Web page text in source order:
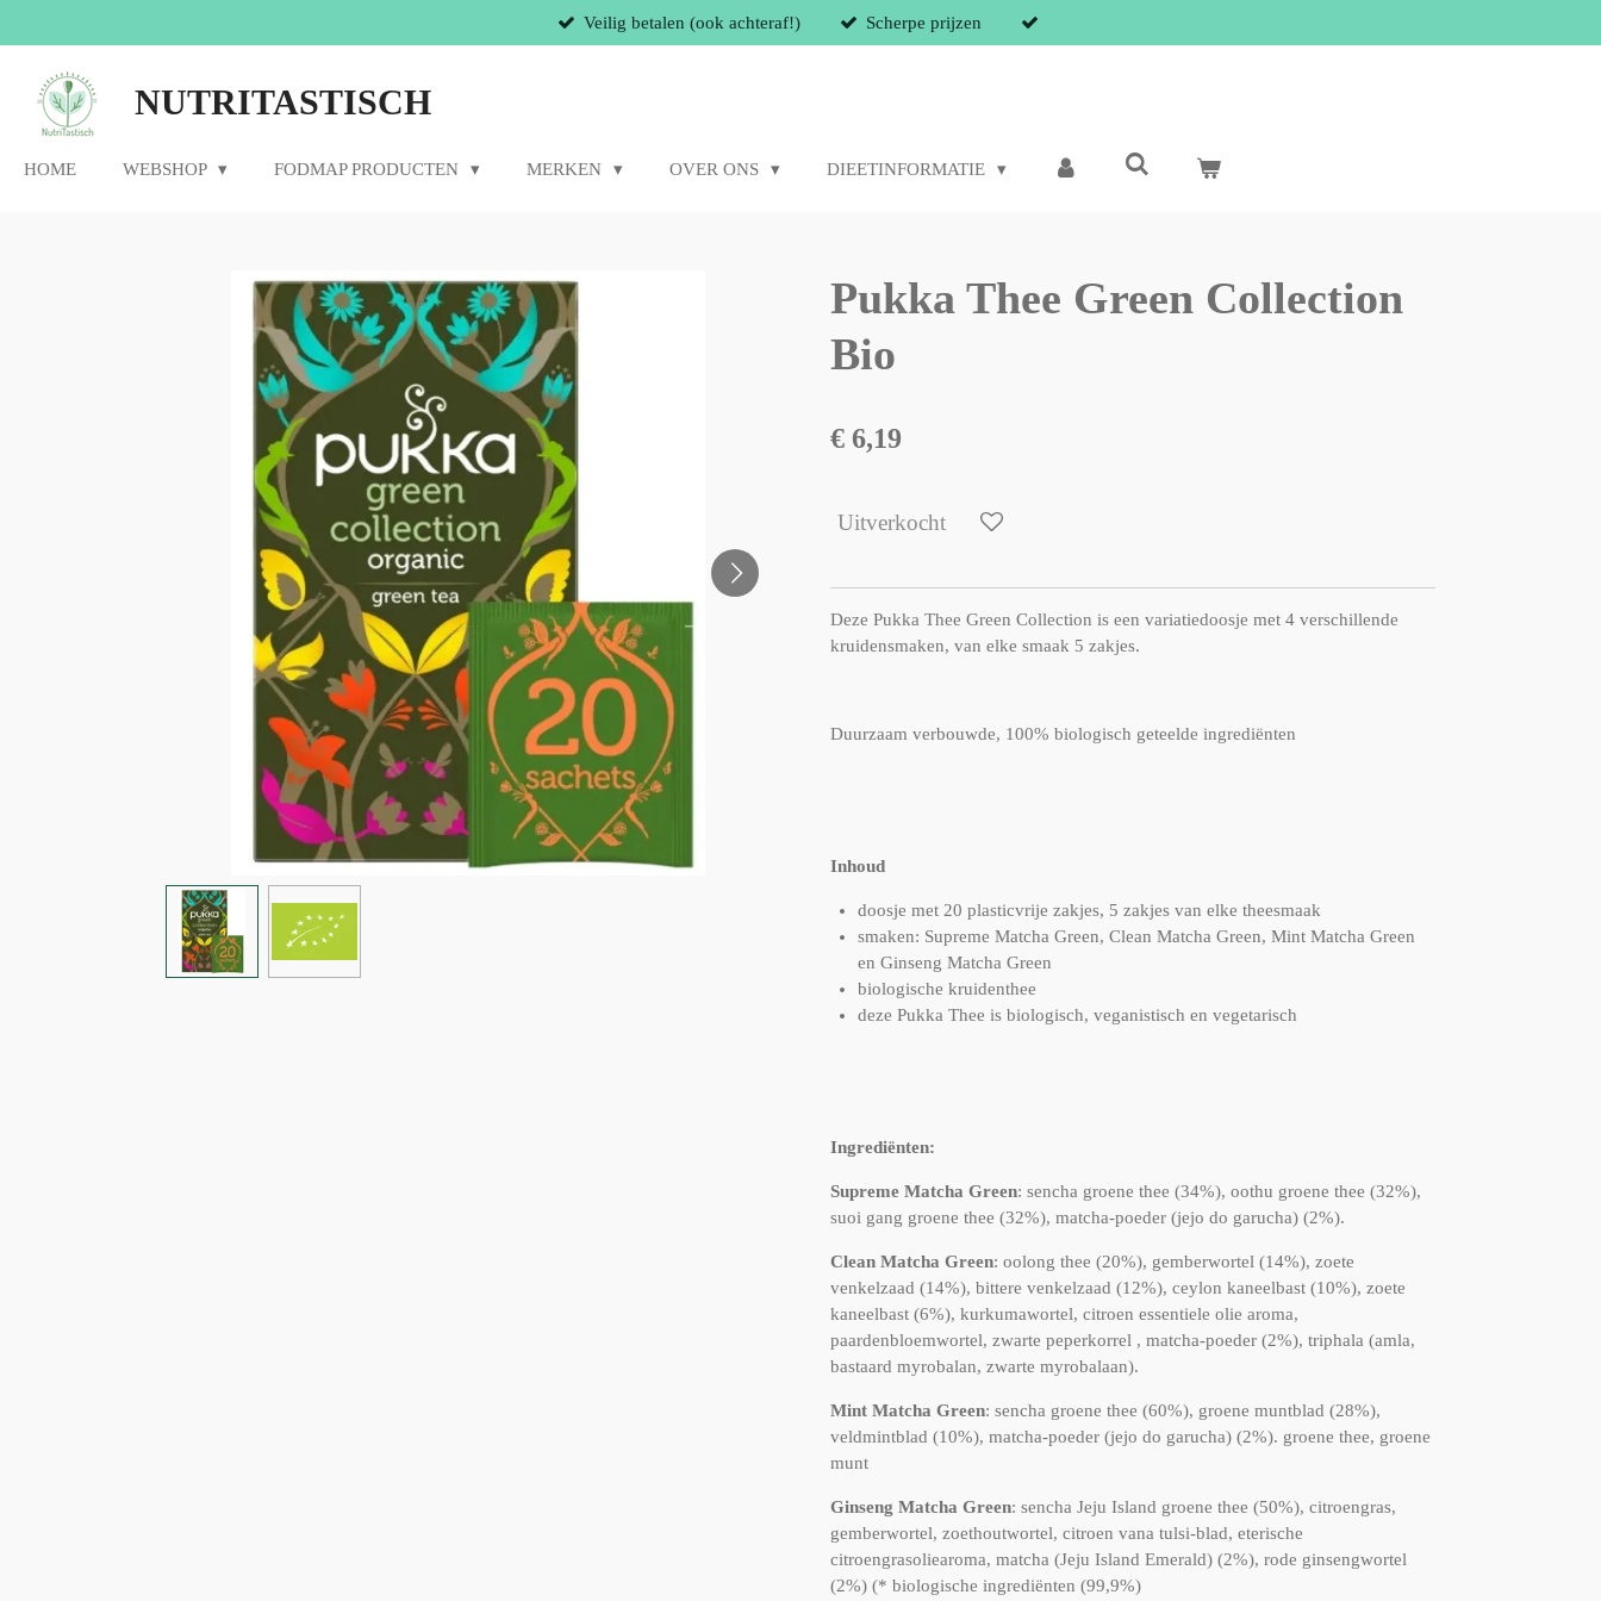
direct
naar
hoofdinhoud
Veilig betalen (ook achteraf!) Scherpe prijzen
NUTRITASTISCH
HOME WEBSHOP FODMAP PRODUCTEN MERKEN OVER ONS DIEETINFORMATIE
Pukka Thee Green Collection
Bio
€ 6,19
Uitverkocht
Deze Pukka Thee Green Collection is een variatiedoosje met 4 verschillende
kruidensmaken, van elke smaak 5 zakjes.
Duurzaam verbouwde, 100% biologisch geteelde ingrediënten
Inhoud
doosje met 20 plasticvrije zakjes, 5 zakjes van elke theesmaak
smaken: Supreme Matcha Green, Clean Matcha Green, Mint Matcha Green
en Ginseng Matcha Green
biologische kruidenthee
deze Pukka Thee is biologisch, veganistisch en vegetarisch
Ingrediënten:
Supreme Matcha Green: sencha groene thee (34%), oothu groene thee (32%),
suoi gang groene thee (32%), matcha-poeder (jejo do garucha) (2%).
Clean Matcha Green: oolong thee (20%), gemberwortel (14%), zoete
venkelzaad (14%), bittere venkelzaad (12%), ceylon kaneelbast (10%), zoete
kaneelbast (6%), kurkumawortel, citroen essentiele olie aroma,
paardenbloemwortel, zwarte peperkorrel , matcha-poeder (2%), triphala (amla,
bastaard myrobalan, zwarte myrobalaan).
Mint Matcha Green: sencha groene thee (60%), groene muntblad (28%),
veldmintblad (10%), matcha-poeder (jejo do garucha) (2%). groene thee, groene
munt
Ginseng Matcha Green: sencha Jeju Island groene thee (50%), citroengras,
gemberwortel, zoethoutwortel, citroen vana tulsi-blad, eterische
citroengrasoliearoma, matcha (Jeju Island Emerald) (2%), rode ginsengwortel
(2%) (* biologische ingrediënten (99,9%)